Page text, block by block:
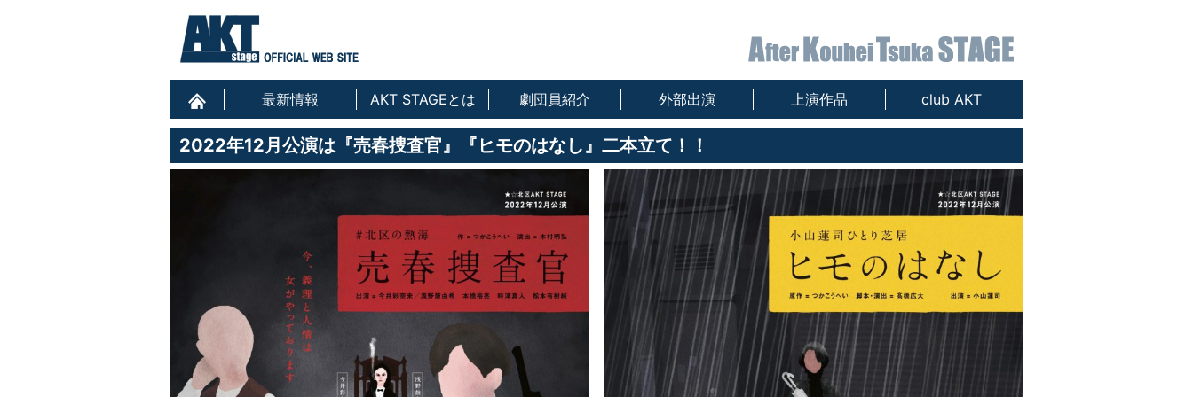
最新情報 AKT STAGEとは 劇団員紹介 外部出演 上演作品 club AKT
2022年12月公演は『売春捜査官』『ヒモのはなし』二本立て！！